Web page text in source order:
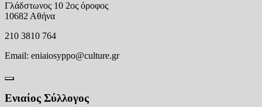
Γλάδστωνος 10 2ος όροφος
10682 Αθήνα
210 3810 764
Email: eniaiosyppo@culture.gr
Ενιαίος Σύλλογος